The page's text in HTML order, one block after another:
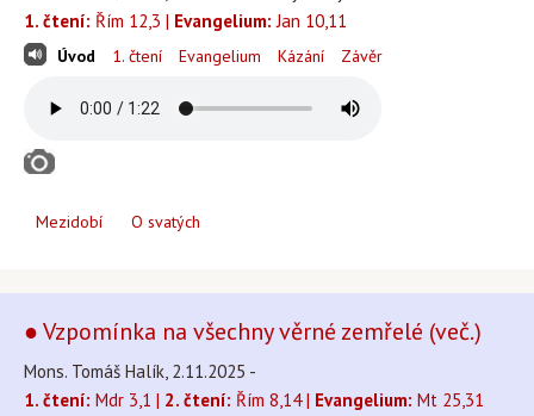
1. čtení: Řím 12,3 | Evangelium: Jan 10,11
Úvod 1. čtení Evangelium Kázání Závěr
Mezidobí O svatých
● Vzpomínka na všechny věrné zemřelé (več.)
Mons. Tomáš Halík, 2.11.2025 -
1. čtení: Mdr 3,1 | 2. čtení: Řím 8,14 | Evangelium: Mt 25,31